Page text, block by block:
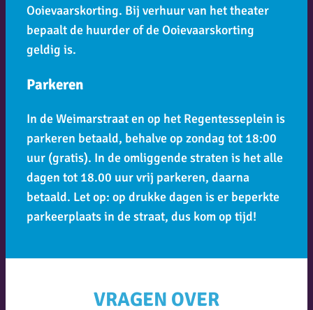
Ooievaarskorting. Bij verhuur van het theater
bepaalt de huurder of de Ooievaarskorting
geldig is.
Parkeren
In de Weimarstraat en op het Regentesseplein is
parkeren betaald, behalve op zondag tot 18:00
uur (gratis). In de omliggende straten is het alle
dagen tot 18.00 uur vrij parkeren, daarna
betaald. Let op: op drukke dagen is er beperkte
parkeerplaats in de straat, dus kom op tijd!
VRAGEN OVER